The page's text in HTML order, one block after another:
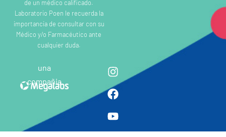
de un médico calificado.
Laboratorio Poen le recuerda la
importancia de consultar con su
Médico y/o Farmacéutico ante
cualquier duda.
una
compañia